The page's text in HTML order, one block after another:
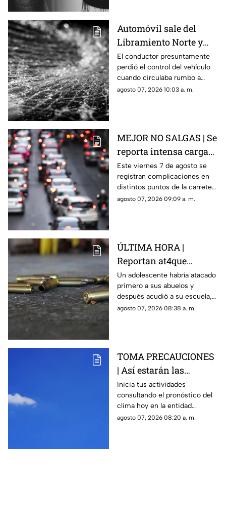
Automóvil sale del
Libramiento Norte y
termina contra un
puesto de fresas
El conductor presuntamente
perdió el control del vehículo
cuando circulaba rumbo a
Salamanca y terminó dentro de
agosto 07, 2026 10:03 a. m.
MEJOR NO SALGAS | Se
reporta intensa carga
vehicular HOY en la
autopista México
Querétaro
Este viernes 7 de agosto se
registran complicaciones en
distintos puntos de la carretera
57; toma precauciones y
agosto 07, 2026 09:09 a. m.
ÚLTIMA HORA |
Reportan at4que
arm4do en secundaria;
reportan mu3rtos y
decenas de heridos
(+VIDEO DELICADO)
Un adolescente habría atacado
primero a sus abuelos y
después acudió a su escuela,
donde abrió fuego contra
agosto 07, 2026 08:38 a. m.
TOMA PRECAUCIONES
| Así estarán las
condiciones del clima
HOY en Querétaro
Inicia tus actividades
consultando el pronóstico del
clima hoy en la entidad
queretana y sus municipios.
agosto 07, 2026 08:20 a. m.